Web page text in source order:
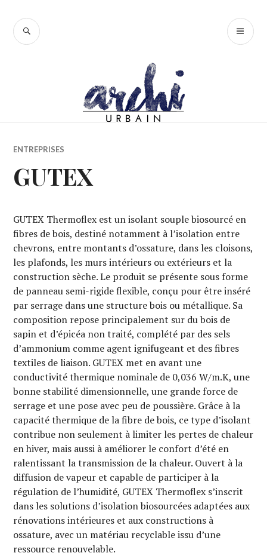
contenu
RECHERCHE
ENTREPRISES
GUTEX
GUTEX Thermoflex est un isolant souple biosourcé en
fibres de bois, destiné notamment à l’isolation entre
chevrons, entre montants d’ossature, dans les cloisons,
les plafonds, les murs intérieurs ou extérieurs et la
construction sèche. Le produit se présente sous forme
de panneau semi-rigide flexible, conçu pour être inséré
par serrage dans une structure bois ou métallique. Sa
composition repose principalement sur du bois de
sapin et d’épicéa non traité, complété par des sels
d’ammonium comme agent ignifugeant et des fibres
textiles de liaison. GUTEX met en avant une
conductivité thermique nominale de 0,036 W/m.K, une
bonne stabilité dimensionnelle, une grande force de
serrage et une pose avec peu de poussière. Grâce à la
capacité thermique de la fibre de bois, ce type d’isolant
contribue non seulement à limiter les pertes de chaleur
en hiver, mais aussi à améliorer le confort d’été en
ralentissant la transmission de la chaleur. Ouvert à la
diffusion de vapeur et capable de participer à la
régulation de l’humidité, GUTEX Thermoflex s’inscrit
dans les solutions d’isolation biosourcées adaptées aux
rénovations intérieures et aux constructions à
ossature, avec un matériau recyclable issu d’une
ressource renouvelable.